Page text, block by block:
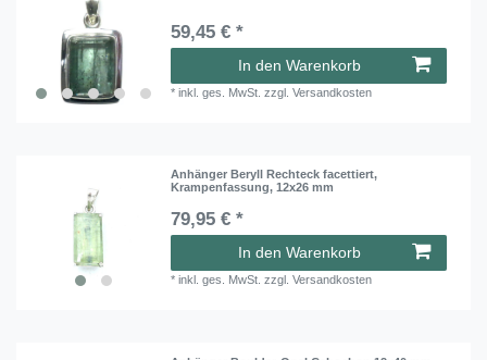
59,45 € *
In den Warenkorb
*inkl. ges. MwSt. zzgl.Versandkosten
Anhänger Beryll Rechteck facettiert,
Krampenfassung, 12x26 mm
79,95 € *
In den Warenkorb
*inkl. ges. MwSt. zzgl.Versandkosten